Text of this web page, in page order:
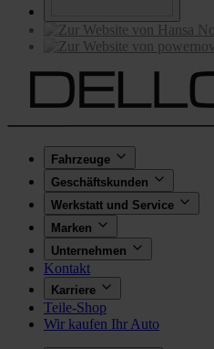
Fahrzeuge
Geschäftskunden
Werkstatt und Service
Marken
Unternehmen
Kontakt
Karriere
Teile-Shop
Wir kaufen Ihr Auto